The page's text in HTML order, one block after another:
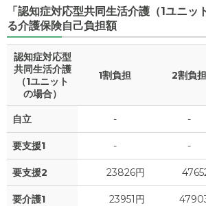
「認知症対応型共同生活介護（1ユニッ
る介護保険自己負担額
認知症対応型
共同生活介護
（1ユニット
の場合）
1割負担 2割負担
自立 - -
要支援1 - -
要支援2 23826円
要介護1 23951円